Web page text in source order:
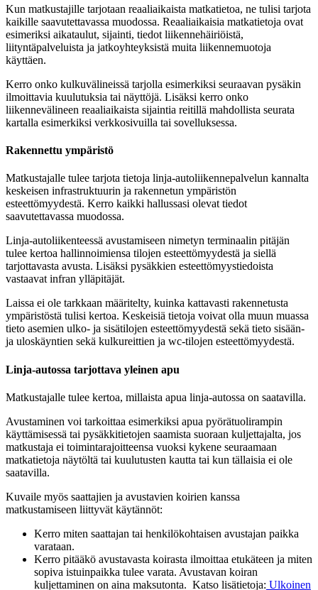
Kun matkustajille tarjotaan reaaliaikaista matkatietoa, ne tulisi tarjota
kaikille saavutettavassa muodossa. Reaaliaikaisia matkatietoja ovat
esimeriksi aikataulut, sijainti, tiedot liikennehäiriöistä,
liityntäpalveluista ja jatkoyhteyksistä muita liikennemuotoja
käyttäen.
Kerro onko kulkuvälineissä tarjolla esimerkiksi seuraavan pysäkin
ilmoittavia kuulutuksia tai näyttöjä. Lisäksi kerro onko
liikennevälineen reaaliaikaista sijaintia reitillä mahdollista seurata
kartalla esimerkiksi verkkosivuilla tai sovelluksessa.
Rakennettu ympäristö
Matkustajalle tulee tarjota tietoja linja-autoliikennepalvelun kannalta
keskeisen infrastruktuurin ja rakennetun ympäristön
esteettömyydestä. Kerro kaikki hallussasi olevat tiedot
saavutettavassa muodossa.
Linja-autoliikenteessä avustamiseen nimetyn terminaalin pitäjän
tulee kertoa hallinnoimiensa tilojen esteettömyydestä ja siellä
tarjottavasta avusta. Lisäksi pysäkkien esteettömyystiedoista
vastaavat infran ylläpitäjät.
Laissa ei ole tarkkaan määritelty, kuinka kattavasti rakennetusta
ympäristöstä tulisi kertoa. Keskeisiä tietoja voivat olla muun muassa
tieto asemien ulko- ja sisätilojen esteettömyydestä sekä tieto sisään-
ja uloskäyntien sekä kulkureittien ja wc-tilojen esteettömyydestä.
Linja-autossa tarjottava yleinen apu
Matkustajalle tulee kertoa, millaista apua linja-autossa on saatavilla.
Avustaminen voi tarkoittaa esimerkiksi apua pyörätuolirampin
käyttämisessä tai pysäkkitietojen saamista suoraan kuljettajalta, jos
matkustaja ei toimintarajoitteensa vuoksi kykene seuraamaan
matkatietoja näytöltä tai kuulutusten kautta tai kun tällaisia ei ole
saatavilla.
Kuvaile myös saattajien ja avustavien koirien kanssa
matkustamiseen liittyvät käytännöt:
Kerro miten saattajan tai henkilökohtaisen avustajan paikka
varataan.
Kerro pitääkö avustavasta koirasta ilmoittaa etukäteen ja miten
sopiva istuinpaikka tulee varata. Avustavan koiran
kuljettaminen on aina maksutonta. Katso lisätietoja: Ulkoinen